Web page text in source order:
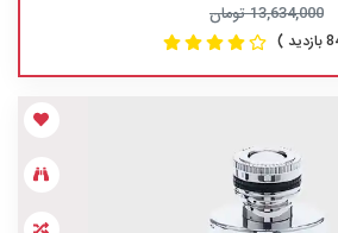
13,634,000 تومان